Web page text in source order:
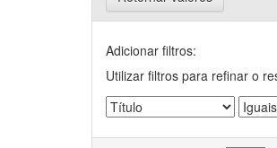
Adicionar filtros:
Utilizar filtros para refinar o